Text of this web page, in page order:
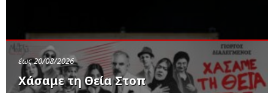
έως 20/08/2026
Χάσαμε τη Θεία Στοπ